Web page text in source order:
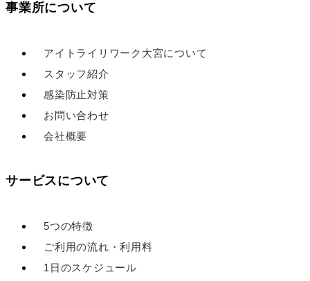
事業所について
アイトライリワーク大宮について
スタッフ紹介
感染防止対策
お問い合わせ
会社概要
サービスについて
5つの特徴
ご利用の流れ・利用料
1日のスケジュール